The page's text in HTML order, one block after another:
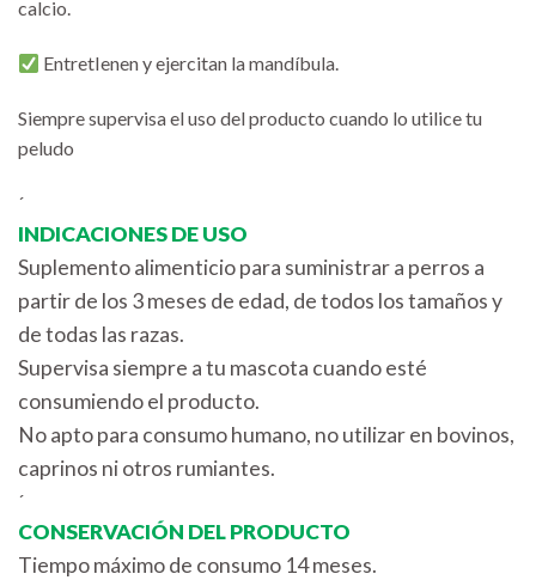
calcio.
EntretIenen y ejercitan la mandíbula.
Siempre supervisa el uso del producto cuando lo utilice tu
peludo
´
INDICACIONES DE USO
Suplemento alimenticio para suministrar a perros a
partir de los 3 meses de edad, de todos los tamaños y
de todas las razas.
Supervisa siempre a tu mascota cuando esté
consumiendo el producto.
No apto para consumo humano, no utilizar en bovinos,
caprinos ni otros rumiantes.
´
CONSERVACIÓN DEL PRODUCTO
Tiempo máximo de consumo 14 meses.